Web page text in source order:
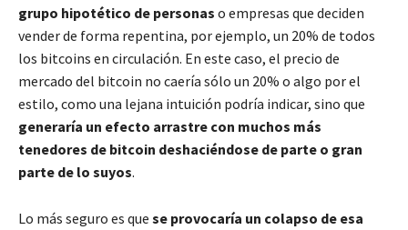
grupo hipotético de personas o empresas que deciden
vender de forma repentina, por ejemplo, un 20% de todos
los bitcoins en circulación. En este caso, el precio de
mercado del bitcoin no caería sólo un 20% o algo por el
estilo, como una lejana intuición podría indicar, sino que
generaría un efecto arrastre con muchos más
tenedores de bitcoin deshaciéndose de parte o gran
parte de lo suyos.
Lo más seguro es que se provocaría un colapso de esa